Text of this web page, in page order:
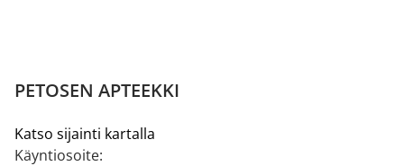
PETOSEN APTEEKKI
Katso sijainti kartalla
Käyntiosoite: